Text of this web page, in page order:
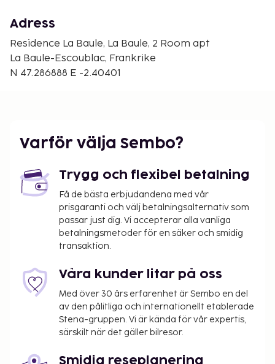
La Baule La Cave - 3,2 km
Närmaste flygplatser är:
Saint-Nazaire (SNR-Montoir) - 28,6 km
Nantes (NTE-Nantes - Atlantique) - 82 km
på boendet – avgifterna kan inkludera tillämpliga
Deposition för skador: EUR 300.0 per vistelse
Stadsskatt: 5.28 EUR per person per natt
Vi har listat alla tilläggsavgifter som boendet har
upplyst oss om.
Parkeringsavgift: EUR 9.5 per natt
Inga avgifter tas ut för assistanshundar
Det är möjligt att listan ovan inte är fullständig,
samt att avgifter och depositioner inte inkluderar
skatt. Observera att dessa kan komma att ändras.
Adress
Residence La Baule, La Baule, 2 Room apt
La Baule-Escoublac, Frankrike
N 47.286888 E -2.40401
Varför välja Sembo?
Trygg och flexibel betalning
Få de bästa erbjudandena med vår
prisgaranti och välj betalningsalternativ som
passar just dig. Vi accepterar alla vanliga
betalningsmetoder för en säker och smidig
transaktion.
Våra kunder litar på oss
Med över 30 års erfarenhet är Sembo en del
av den pålitliga och internationellt etablerade
Stena-gruppen. Vi är kända för vår expertis,
särskilt när det gäller bilresor.
Smidig reseplanering